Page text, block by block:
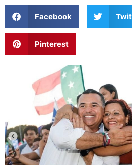
Facebook
Pinterest